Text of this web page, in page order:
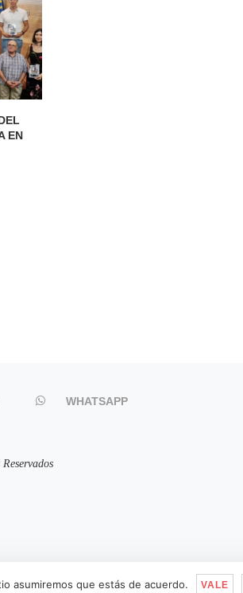
EN
WHATSAPP
asumiremos que estás de acuerdo. VALE